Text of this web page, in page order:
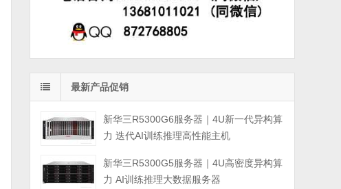
最新产品促销
新华三R5300G6服务器｜4U新一代异构算
力 迭代AI训练推理高性能主机
新华三R5300G5服务器｜4U高密度异构算
力 AI训练推理大数据服务器